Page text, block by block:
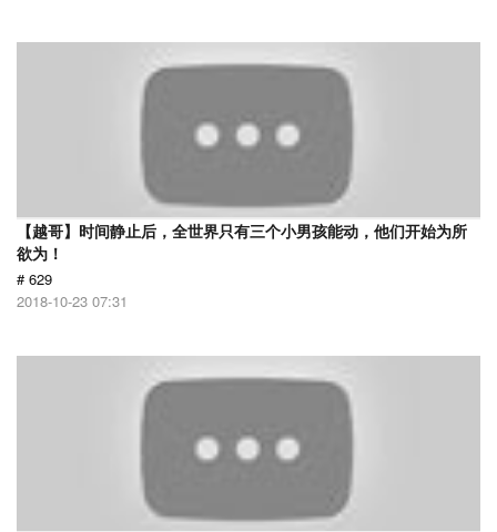
【越哥】时间静止后，全世界只有三个小男孩能动，他们开始为所
欲为！
# 629
2018-10-23 07:31